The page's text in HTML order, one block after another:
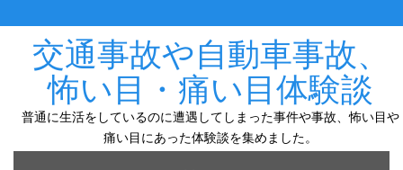
to
content交通事故や自動車事故、
怖い目・痛い目体験談
普通に生活をしているのに遭遇してしまった事件や事故、怖い目や
痛い目にあった体験談を集めました。